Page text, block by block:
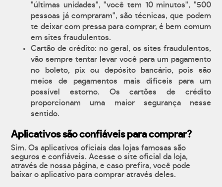
"últimas unidades", "você tem 10 minutos", "500
pessoas já compraram", são técnicas, que podem
te deixar com pressa para comprar, é bem comum
em sites fraudulentos.
Cartão de crédito: no geral, os sites fraudulentos,
vão sempre tentar levar você para um pagamento
no boleto, pix ou depósito bancário, pois são
meios de pagamentos mais difíceis para um
possível estorno. Os cartões de crédito
proporcionam uma maior segurança nesse
sentido.
Aplicativos são confiáveis para comprar?
Sim. Os aplicativos oficiais das lojas famosas são
seguros e confiáveis. Acesse o site oficial da loja,
através de nossa página, e caso prefira, você pode
baixar o aplicativo para comprar através deles.